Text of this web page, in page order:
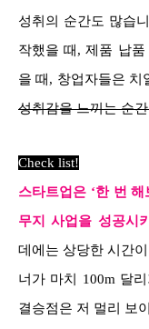
성취의 순간도 많습
작했을 때, 제품 납
을 때, 창업자들은 치
성취감을 느끼는 순
Check list!
스타트업은 ‘한 번
무지 사업을 성공시
데에는 상당한 시간
너가 마치 100m 달
결승점은 저 멀리 보